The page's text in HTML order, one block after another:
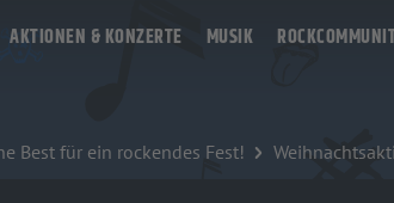
AKTIONEN & KONZERTE MUSIK
Best für ein rockendes Fest!